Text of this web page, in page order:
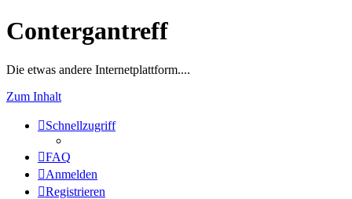
Contergantreff
Die etwas andere Internetplattform....
Zum Inhalt
Schnellzugriff
FAQ
Anmelden
Registrieren